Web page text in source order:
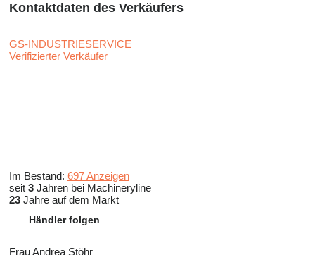
Kontaktdaten des Verkäufers
GS-INDUSTRIESERVICE
Verifizierter Verkäufer
Im Bestand: 697 Anzeigen
seit 3 Jahren bei Machineryline
23 Jahre auf dem Markt
Händler folgen
Frau Andrea Stöhr